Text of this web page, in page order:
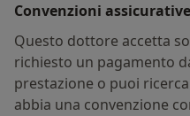
Convenzioni
Questo dottore accetta
richiesto un pagamento
prestazione o puoi
abbia una convenzione